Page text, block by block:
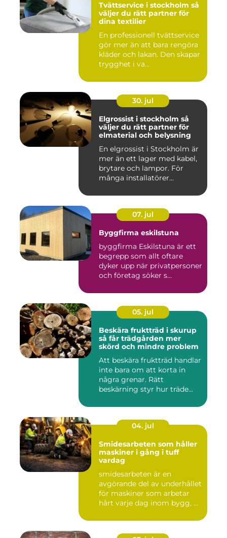
Tvättservice i stockholm så
väljer du rätt partner för
dina textilier
En professionell tvättservice
gör mer än att bara rengöra
kläder och lakan. Den skapar
trygghet i va...
30. jul
Elgrossist i stockholm så
väljer du rätt partner för
elmaterial och belysning
En elgrossist i Stockholm är
mer än ett lager med kabel,
brytare och lampor. För
många installatörer...
07. jul
Byggfirma eskilstuna
byggfirma Eskilstuna är ett
begrepp som allt oftare
dyker upp när privatpersoner
och företag söker s...
05. jul
Beskära fruktträd i skurup
så får trädgården mer
skörd och mindre problem
Att beskära fruktträd handlar
inte bara om att korta in
några grenar. Rätt
beskärning styr hur träde...
04. jul
Smidesarbeten som håller
maskiner i gång i tuff
vardag
smidesarbeten är en
avgörande del av underhållet
för maskiner som arbetar
hårt varje dag inom bygg, ...